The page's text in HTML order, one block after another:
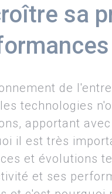
sa
de
technologies
apportant
il est très
et évolutions
et ses